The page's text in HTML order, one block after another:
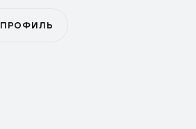
ПРОФИЛЬ